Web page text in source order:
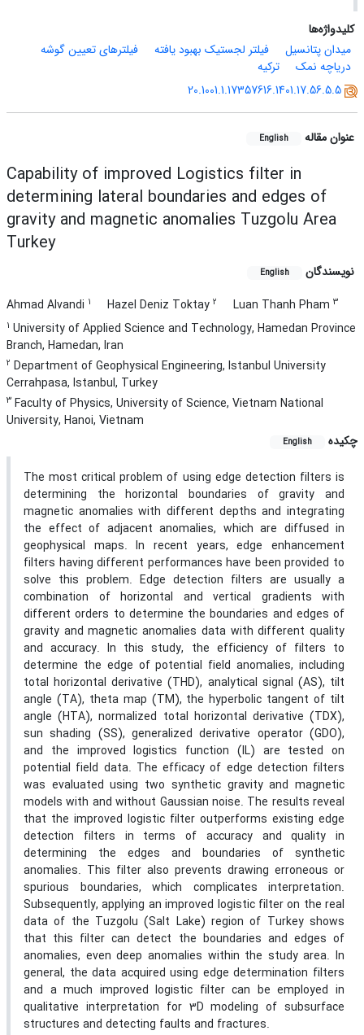
کلیدواژه‌ها
میدان پتانسیل
فیلتر لجستیک بهبود یافته
فیلترهای تعیین گوشه
دریاچه نمک
ترکیه
20.1001.1.17357616.1401.17.56.5.5
عنوان مقاله English
Capability of improved Logistics filter in
determining lateral boundaries and edges of
gravity and magnetic anomalies Tuzgolu Area
Turkey
نویسندگان English
Ahmad Alvandi 1 Hazel Deniz Toktay 2 Luan Thanh Pham 3
1 University of Applied Science and Technology, Hamedan Province
Branch, Hamedan, Iran
2 Department of Geophysical Engineering, Istanbul University
Cerrahpasa, Istanbul, Turkey
3 Faculty of Physics, University of Science, Vietnam National
University, Hanoi, Vietnam
چکیده
English
The most critical problem of using edge detection filters is
determining the horizontal boundaries of gravity and
magnetic anomalies with different depths and integrating
the effect of adjacent anomalies, which are diffused in
geophysical maps. In recent years, edge enhancement
filters having different performances have been provided to
solve this problem. Edge detection filters are usually a
combination of horizontal and vertical gradients with
different orders to determine the boundaries and edges of
gravity and magnetic anomalies data with different quality
and accuracy. In this study, the efficiency of filters to
determine the edge of potential field anomalies, including
total horizontal derivative (THD), analytical signal (AS), tilt
angle (TA), theta map (TM), the hyperbolic tangent of tilt
angle (HTA), normalized total horizontal derivative (TDX),
sun shading (SS), generalized derivative operator (GDO),
and the improved logistics function (IL) are tested on
potential field data. The efficacy of edge detection filters
was evaluated using two synthetic gravity and magnetic
models with and without Gaussian noise. The results reveal
that the improved logistic filter outperforms existing edge
detection filters in terms of accuracy and quality in
determining the edges and boundaries of synthetic
anomalies. This filter also prevents drawing erroneous or
spurious boundaries, which complicates interpretation.
Subsequently, applying an improved logistic filter on the real
data of the Tuzgolu (Salt Lake) region of Turkey shows
that this filter can detect the boundaries and edges of
anomalies, even deep anomalies within the study area. In
general, the data acquired using edge determination filters
and a much improved logistic filter can be employed in
qualitative interpretation for 3D modeling of subsurface
structures and detecting faults and fractures.